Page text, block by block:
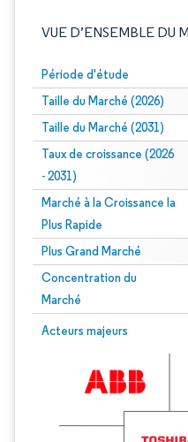
VUE D’ENSEMBLE DU
Période d'étude
Taille du Marché (2026)
Taille du Marché (2031)
Taux de croissance (2026
- 2031)
Marché à la Croissance la
Plus Rapide
Plus Grand Marché
Concentration du
Marché
Acteurs majeurs
Image © Mordor Intelligence.